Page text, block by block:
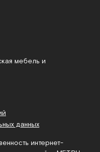
мебель и
данных
интернет-